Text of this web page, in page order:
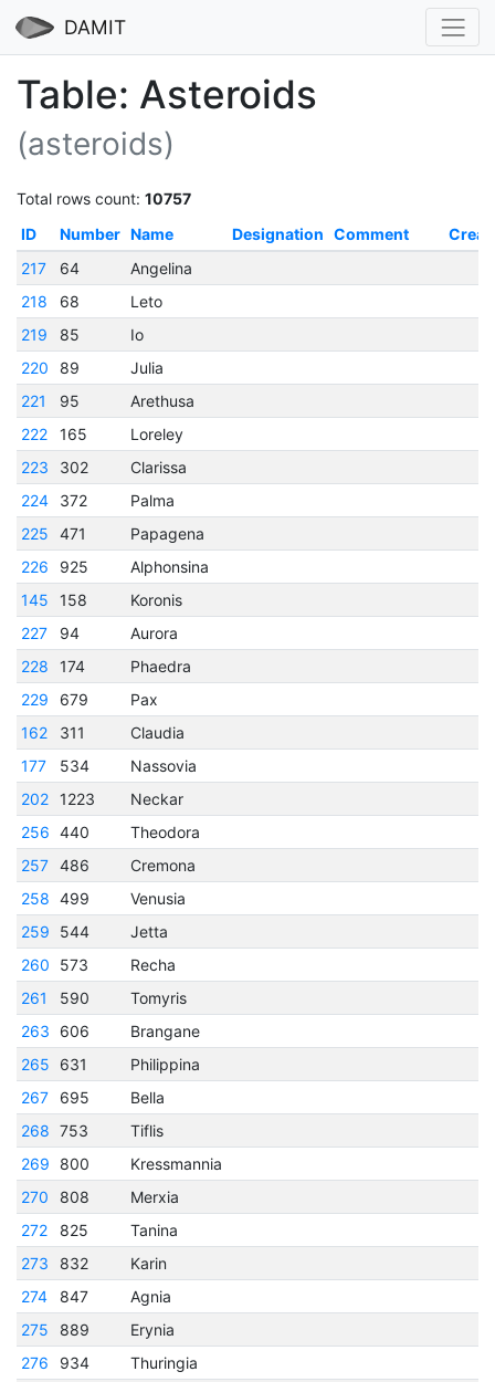
DAMIT
Table: Asteroids
(asteroids)
Total rows count: 10757
ID
Number Name Designation Comment
217
64
Angelina
218
68
Leto
219
85
Io
220
89
Julia
221
95
Arethusa
222
165
Loreley
223
302
Clarissa
224
372
Palma
225
471
Papagena
226
925
Alphonsina
145
158
Koronis
227
94
Aurora
228
174
Phaedra
229
679
Pax
162
311
Claudia
177
534
Nassovia
202
1223
Neckar
256 440
Theodora
257 486
Cremona
258 499
Venusia
259
544
Jetta
260
573
Recha
261
590
Tomyris
263
606
Brangane
265
631
Philippina
267
695
Bella
268 753
Tiflis
269
800
Kressmannia
270
808
Merxia
272
825
Tanina
273
832
Karin
274
847
Agnia
275
889
Erynia
276
934
Thuringia